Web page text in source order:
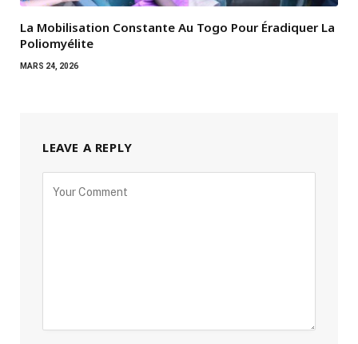
La Mobilisation Constante Au Togo Pour Éradiquer La
Poliomyélite
MARS 24, 2026
LEAVE A REPLY